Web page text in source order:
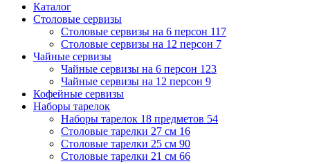
Каталог
Столовые сервизы
Столовые сервизы на 6 персон 117
Столовые сервизы на 12 персон 7
Чайные сервизы
Чайные сервизы на 6 персон 123
Чайные сервизы на 12 персон 9
Кофейные сервизы
Наборы тарелок
Наборы тарелок 18 предметов 54
Столовые тарелки 27 см 16
Столовые тарелки 25 см 90
Столовые тарелки 21 см 66